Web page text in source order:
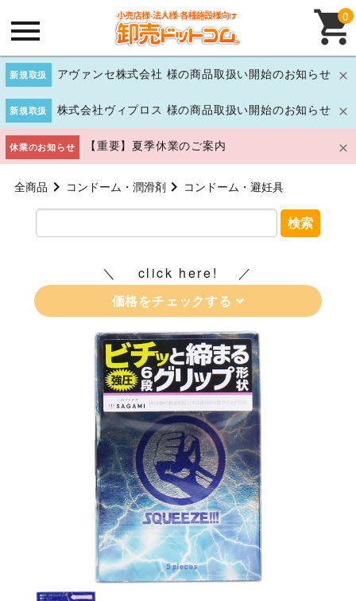
新規取扱 アヴァンセ株式会社 様の商品取扱い開始のお知らせ
新規取扱 株式会社ヴィプロス 様の商品取扱い開始のお知らせ
休業のお知らせ 【重要】夏季休業のご案内
0
全商品 コンドーム・潤滑剤 コンドーム・避妊具
検索
click here!
価格をチェックする